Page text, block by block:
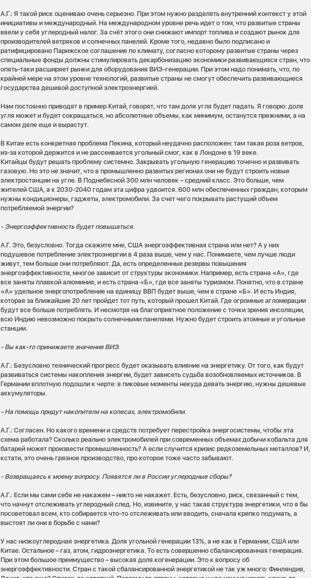
А.Г.: Я такой риск оцениваю очень серьезно. При этом нужно разделять внутренний контекст у этой
инициативы и международный. На международном уровне речь идет о том, что развитые страны
ввели у себя углеродный налог. За счёт этого они снижают импорт топлива и создают рынок для
производителей ветряков и солнечных панелей. Кроме того, недавно было подписано и
ратифицировано Парижское соглашение по климату, согласно которому развитые страны через
специальные фонды должны стимулировать декарбонизацию экономики развивающихся стран, что
опять-таки расширяет рынки для оборудования ВИЭ-генерации. При этом надо понимать, что, по
крайней мере на этом уровне технологий, развитые страны не смогут обеспечить развивающиеся
государства дешевой доступной электроэнергией.
Нам постоянно приводят в пример Китай, говорят, что там доля угля будет падать. Я говорю: доля
угля может и будет сокращаться, но абсолютные объемы, как минимум, останутся прежними, а на
самом деле еще и вырастут.
В Китае есть конкретная проблема Пекина, который неудачно расположен: там такая роза ветров,
из-за которой держится и не рассеивается угольный смог, как в Лондоне в 19 веке.
Китайцы будут решать проблему системно. Закрывать угольную генерацию точечно и развивать
газовую. Но это не значит, что в промышленно развитых регионах они не будут строить новые
электростанции на угле. В Поднебесной 300 млн человек – средний класс. Это больше, чем
жителей США, а к 2030-2040 годам эта цифра удвоится. 600 млн обеспеченных граждан, которым
нужны кондиционеры, гаджеты, электромобили. За счет чего покрывать растущий объем
потребляемой энергии?
- Энергоэффективность будет повышаться.
А.Г. Это, безусловно. Тогда скажите мне, США энергоэффективная страна или нет? А у них
подушевое потребление электроэнергии в 4 раза выше, чем у нас. Понимаете, чем лучше люди
живут, тем больше они потребляют. Да, есть определенные резервы повышения
энергоэффективности, многое зависит от структуры экономики. Например, есть страна «А», где
все заняты плавкой алюминия, и есть страна «Б», где все заняты туризмом. Понятно, что в стране
«А» удельное энергопотребление на единицу ВВП будет выше, чем в стране «Б». И есть Индия,
которая за ближайшие 20 лет пройдет тот путь, который прошел Китай. Где огромные агломерации
будут все больше потреблять. И несмотря на благоприятное положение с точки зрения инсоляции,
всю Индию невозможно покрыть солнечными панелями. Нужно будет строить атомные и угольные
станции.
- Вы как-то принижаете значение ВИЭ.
А.Г.: Безусловно технический прогресс будет оказывать влияние на энергетику. От того, как будут
развиваться системы накопления энергии, будет зависеть судьба возобновляемых источников. В
Германии вплотную подошли к черте: в пиковые моменты некуда девать энергию, нужны дешевые
аккумуляторы.
- На помощь придут накопители на колесах, электромобили.
А.Г.: Согласен. Но какого времени и средств потребует перестройка энергосистемы, чтобы эта
схема работала? Сколько реально электромобилей при современных объемах добычи кобальта для
батарей может произвести промышленность? А если случится кризис редкоземельных металлов? И,
кстати, это очень грязное производство, про которое тоже часто забывают.
- Возвращаясь к моему вопросу. Появятся ли в России углеродные сборы?
А.Г.: Если мы сами себя не накажем – никто не накажет. Есть, безусловно, риск, связанный с тем,
что начнут отслеживать углеродный след. Но, извините, у нас такая структура энергетики, что я бы
посоветовал всем, кто собирается что-то отслеживать или вводить, сначала крепко подумать, а
выстоят ли они в борьбе с нами?
У нас низкоуглеродная энергетика. Доля угольной генерации 13%, а не как в Германии, США или
Китае. Остальное – газ, атом, гидроэнергетика. То есть совершенно сбалансированная генерация.
При этом большое преимущество – высокая доля когенерации. Это к вопросу об
энергоэффективности. Стран с такой сбалансированной энергетикой не так уж много: Финляндия,